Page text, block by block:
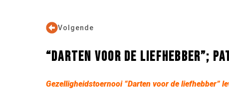
Volgende
“DARTEN VOOR DE LIEFHEBBER”;
Gezelligheidstoernooi “Darten voor de liefhebber”